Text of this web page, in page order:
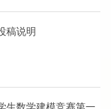
稿说明